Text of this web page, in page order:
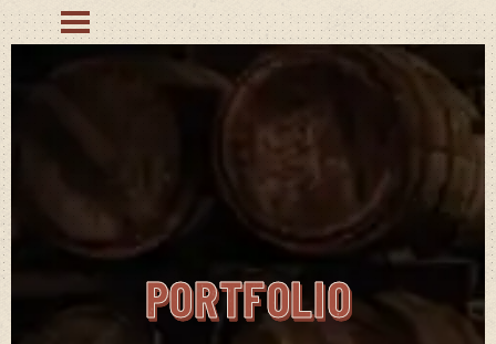
PORTFOLIO